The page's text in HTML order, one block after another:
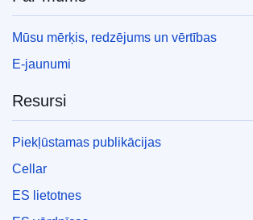
Mūsu mērķis, redzējums un vērtības
E-jaunumi
Resursi
Piekļūstamas publikācijas
Cellar
ES lietotnes